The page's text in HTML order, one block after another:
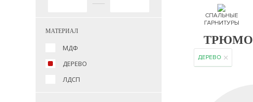
МАТЕРИАЛ
МДФ
ДЕРЕВО
ЛДСП
СПАЛЬНЫЕ
ГАРНИТУРЫ
ТРЮМО
ДЕРЕВО